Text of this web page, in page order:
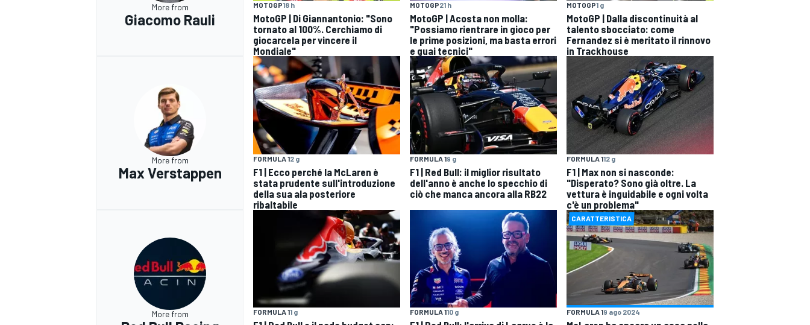
More from
Giacomo Rauli
MOTOGP18 h
MotoGP | Di Giannantonio: "Sono
tornato al 100%. Cerchiamo di
giocarcela per vincere il
Mondiale"
MOTOGP21 h
MotoGP | Acosta non molla:
"Possiamo rientrare in gioco per
le prime posizioni, ma basta errori
e guai tecnici"
MOTOGP1 g
MotoGP | Dalla discontinuità al
talento sbocciato: come
Fernandez si è meritato il rinnovo
in Trackhouse
More from
Max Verstappen
FORMULA 12 g
F1 | Ecco perché la McLaren è
stata prudente sull'introduzione
della sua ala posteriore
ribaltabile
FORMULA 19 g
F1 | Red Bull: il miglior risultato
dell'anno è anche lo specchio di
ciò che manca ancora alla RB22
FORMULA 112 g
F1 | Max non si nasconde:
"Disperato? Sono già oltre. La
vettura è inguidabile e ogni volta
c'è un problema"
More from FORMULA 11 g FORMULA 110 g
CARATTERISTICA
FORMULA 19 ago 2024